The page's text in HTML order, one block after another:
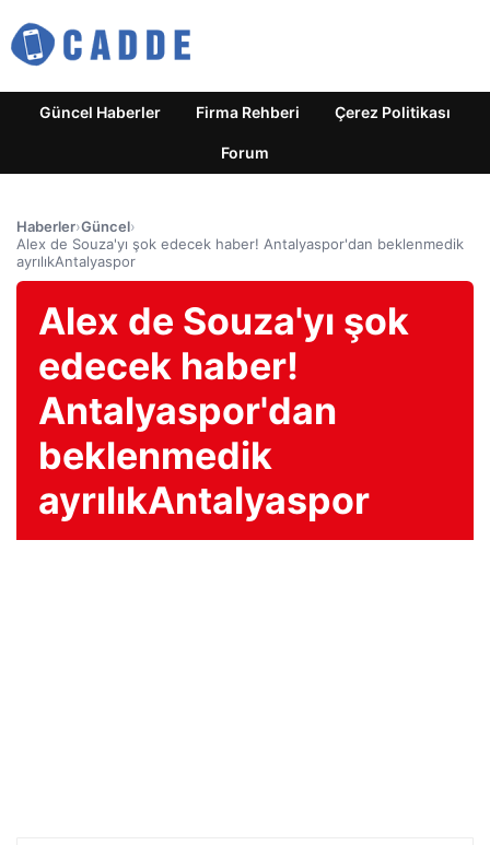
Güncel Haberler Firma Rehberi Çerez Politikası
Forum
Haberler›Güncel›
Alex de Souza'yı şok edecek haber! Antalyaspor'dan beklenmedik
ayrılıkAntalyaspor
Alex de Souza'yı şok
edecek haber!
Antalyaspor'dan
beklenmedik
ayrılıkAntalyaspor